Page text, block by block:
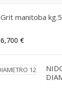
Grit manitoba kg.5
6,700 €